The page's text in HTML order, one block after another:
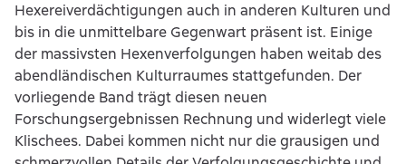
Hexereiverdächtigungen auch in anderen Kulturen und
bis in die unmittelbare Gegenwart präsent ist. Einige
der massivsten Hexenverfolgungen haben weitab des
abendländischen Kulturraumes stattgefunden. Der
vorliegende Band trägt diesen neuen
Forschungsergebnissen Rechnung und widerlegt viele
Klischees. Dabei kommen nicht nur die grausigen und